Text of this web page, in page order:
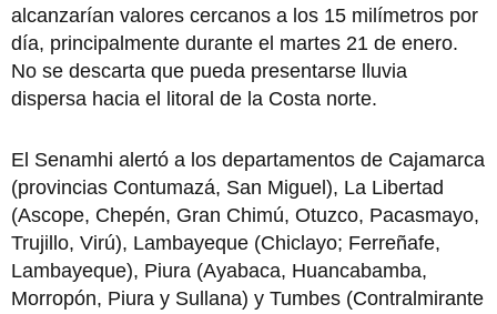
alcanzarían valores cercanos a los 15 milímetros por
día, principalmente durante el martes 21 de enero.
No se descarta que pueda presentarse lluvia
dispersa hacia el litoral de la Costa norte.
El Senamhi alertó a los departamentos de Cajamarca
(provincias Contumazá, San Miguel), La Libertad
(Ascope, Chepén, Gran Chimú, Otuzco, Pacasmayo,
Trujillo, Virú), Lambayeque (Chiclayo; Ferreñafe,
Lambayeque), Piura (Ayabaca, Huancabamba,
Morropón, Piura y Sullana) y Tumbes (Contralmirante